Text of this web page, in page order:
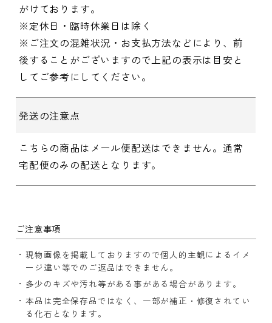
がけております。
※定休日・臨時休業日は除く
※ご注文の混雑状況・お支払方法などにより、前
後することがございますので上記の表示は目安と
してご参考にしてください。
発送の注意点
こちらの商品はメール便配送はできません。通常
宅配便のみの配送となります。
ご注意事項
現物画像を掲載しておりますので個人的主観によるイメ
ージ違い等でのご返品はできません。
多少のキズや汚れ等がある事がある場合があります。
本品は完全保存品ではなく、一部が補正・修復されてい
る化石となります。